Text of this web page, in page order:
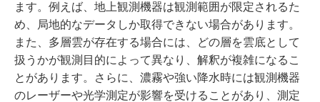
ます。例えば、地上観測機器は観測範囲が限定されるた
め、局地的なデータしか取得できない場合があります。
また、多層雲が存在する場合には、どの層を雲底として
扱うかが観測目的によって異なり、解釈が複雑になるこ
とがあります。さらに、濃霧や強い降水時には観測機器
のレーザーや光学測定が影響を受けることがあり、測定